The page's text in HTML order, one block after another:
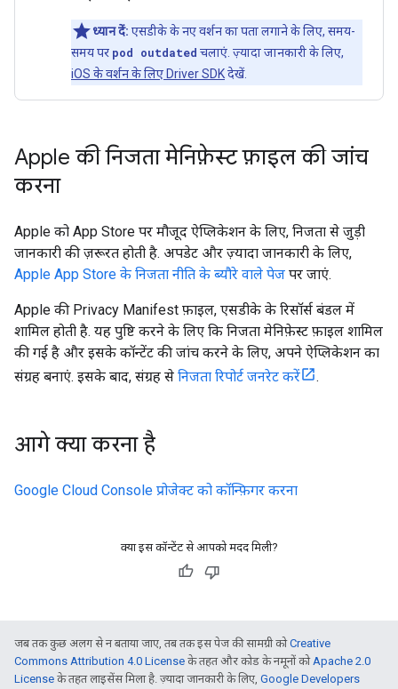
ध्यान दें: एसडीके के नए वर्शन का पता लगाने के लिए, समय-
समय पर pod outdated चलाएं. ज़्यादा जानकारी के लिए,
iOS के वर्शन के लिए Driver SDKदेखें.
Apple की निजता मेनिफ़ेस्ट फ़ाइल की जांच
करना
Apple को App Store पर मौजूद ऐप्लिकेशन के लिए, निजता से जुड़ी
जानकारी की ज़रूरत होती है. अपडेट और ज़्यादा जानकारी के लिए,
Apple App Store के निजता नीति के ब्यौरे वाले पेज पर जाएं.
Apple की Privacy Manifest फ़ाइल, एसडीके के रिसॉर्स बंडल में
शामिल होती है. यह पुष्टि करने के लिए कि निजता मेनिफ़ेस्ट फ़ाइल शामिल
की गई है और इसके कॉन्टेंट की जांच करने के लिए, अपने ऐप्लिकेशन का
संग्रह बनाएं. इसके बाद, संग्रह से निजता रिपोर्ट जनरेट करें .
आगे क्या करना है
Google Cloud Console प्रोजेक्ट को कॉन्फ़िगर करना
क्या इस कॉन्टेंट से आपको मदद मिली?
जब तक कुछ अलग से न बताया जाए, तब तक इस पेज की सामग्री कोCreative
Commons Attribution 4.0 License के तहत और कोड के नमूनों कोApache 2.0
License के तहत लाइसेंस मिला है. ज़्यादा जानकारी के लिए, Google Developers